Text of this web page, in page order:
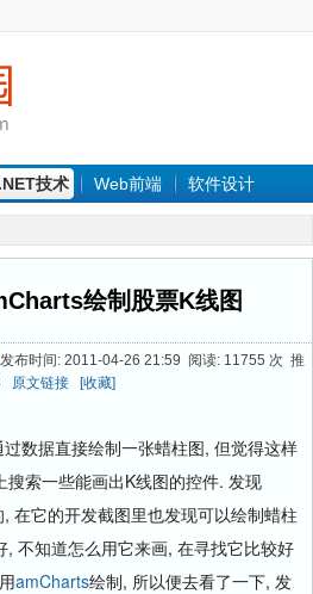
.NET技术 Web前端 软件设计
绘制股票K线图
发布时间: 2011-04-26 21:59 阅读: 11755 次 推
原文链接 [收藏]
数据直接绘制一张蜡柱图, 但觉得这样
索一些能画出K线图的控件. 发现
在它的开发截图里也发现可以绘制蜡柱
, 不知道怎么用它来画, 在寻找它比较好
amCharts绘制, 所以便去看了一下, 发